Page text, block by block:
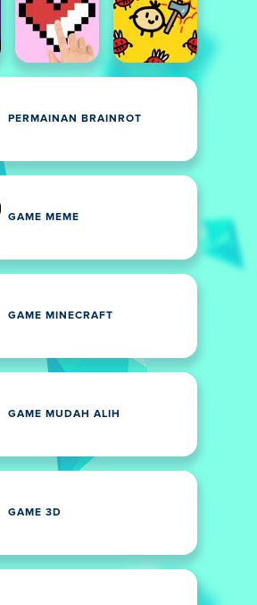
PERMAINAN BRAINROT
GAME MEME
GAME MINECRAFT
GAME MUDAH ALIH
GAME 3D